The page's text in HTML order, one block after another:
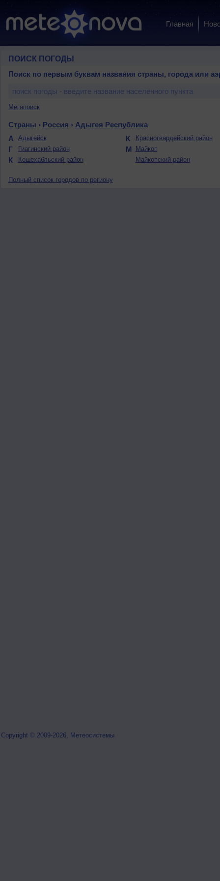
Главная
ПОИСК ПОГОДЫ
Поиск по первым буквам названия страны, города или
Мегапоиск
Страны › Россия › Адыгея Республика
А
Адыгейск
Г Гиагинский район
К Кошехабльский район
К Красногвардейский район
М
Майкоп
Майкопский район
Полный список городов по региону
Copyright © 2009-2026, Метеосистемы